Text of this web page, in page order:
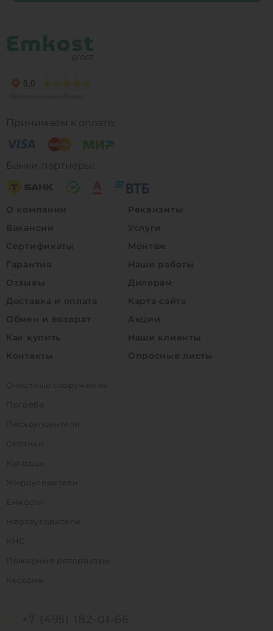
Принимаем к оплате:
Банки-партнеры:
О компании
Вакансии
Сертификаты
Гарантия
Отзывы
Доставка и оплата
Обмен и возврат
Как купить
Контакты
Реквизиты
Услуги
Монтаж
Наши работы
Дилерам
Карта сайта
Акции
Наши клиенты
Опросные листы
Очистные сооружения
Погреба
Пескоуловители
Септики
Колодцы
Жироуловители
Емкости
Нефтеуловители
КНС
Пожарные резервуары
Кессоны